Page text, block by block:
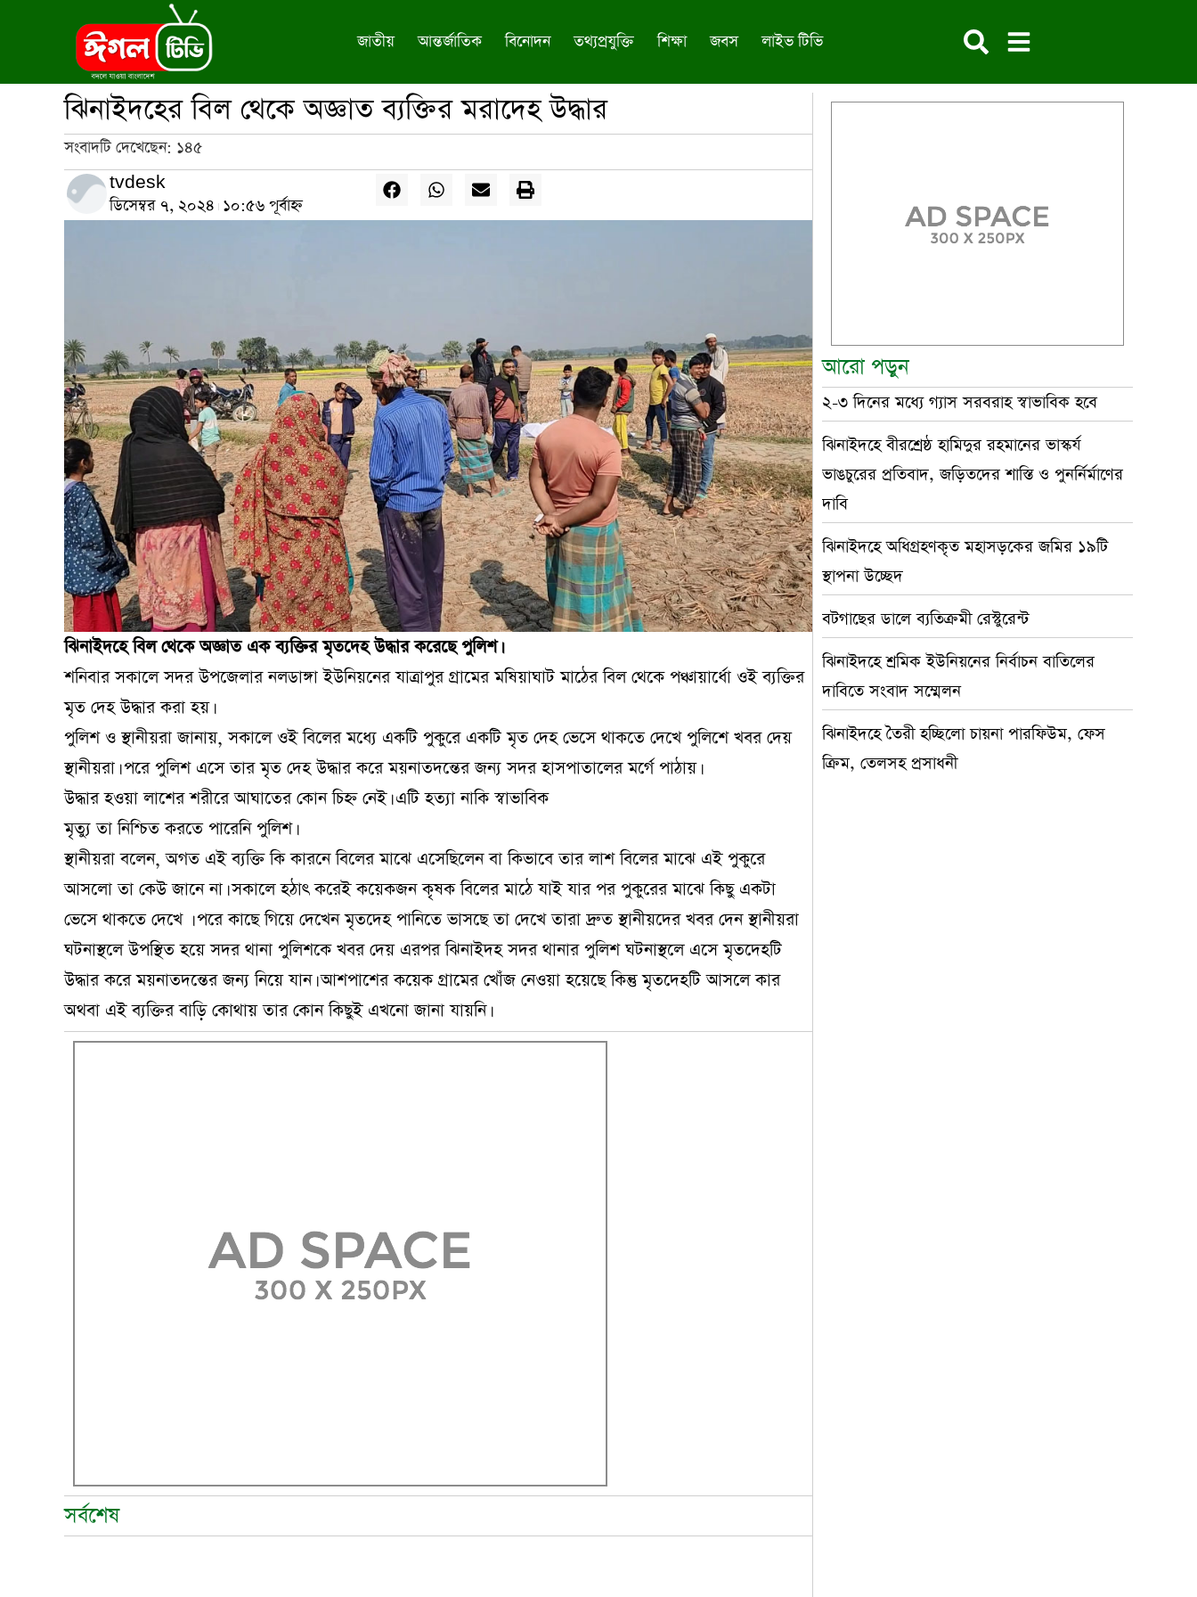
জাতীয় আন্তর্জাতিক বিনোদন তথ্যপ্রযুক্তি শিক্ষা জবস লাইভ টিভি
ঝিনাইদহের বিল থেকে অজ্ঞাত ব্যক্তির মরাদেহ উদ্ধার
সংবাদটি দেখেছেন: ১৪৫
tvdesk
ডিসেম্বর ৭, ২০২৪ ১০:৫৬ পূর্বাহ্ন
ঝিনাইদহে বিল থেকে অজ্ঞাত এক ব্যক্তির মৃতদেহ উদ্ধার করেছে পুলিশ।
শনিবার সকালে সদর উপজেলার নলডাঙ্গা ইউনিয়নের যাত্রাপুর গ্রামের মষিয়াঘাট মাঠের বিল থেকে পঞ্চায়ার্ধো ওই ব্যক্তির
মৃত দেহ উদ্ধার করা হয়।
পুলিশ ও স্থানীয়রা জানায়, সকালে ওই বিলের মধ্যে একটি পুকুরে একটি মৃত দেহ ভেসে থাকতে দেখে পুলিশে খবর দেয়
স্থানীয়রা। পরে পুলিশ এসে তার মৃত দেহ উদ্ধার করে ময়নাতদন্তের জন্য সদর হাসপাতালের মর্গে পাঠায়।
উদ্ধার হওয়া লাশের শরীরে আঘাতের কোন চিহ্ন নেই। এটি হত্যা নাকি স্বাভাবিক
মৃত্যু তা নিশ্চিত করতে পারেনি পুলিশ।
স্থানীয়রা বলেন, অগত এই ব্যক্তি কি কারনে বিলের মাঝে এসেছিলেন বা কিভাবে তার লাশ বিলের মাঝে এই পুকুরে
আসলো তা কেউ জানে না। সকালে হঠাৎ করেই কয়েকজন কৃষক বিলের মাঠে যাই যার পর পুকুরের মাঝে কিছু একটা
ভেসে থাকতে দেখে । পরে কাছে গিয়ে দেখেন মৃতদেহ পানিতে ভাসছে তা দেখে তারা দ্রুত স্থানীয়দের খবর দেন স্থানীয়রা
ঘটনাস্থলে উপস্থিত হয়ে সদর থানা পুলিশকে খবর দেয় এরপর ঝিনাইদহ সদর থানার পুলিশ ঘটনাস্থলে এসে মৃতদেহটি
উদ্ধার করে ময়নাতদন্তের জন্য নিয়ে যান। আশপাশের কয়েক গ্রামের খোঁজ নেওয়া হয়েছে কিন্তু মৃতদেহটি আসলে কার
অথবা এই ব্যক্তির বাড়ি কোথায় তার কোন কিছুই এখনো জানা যায়নি।
সর্বশেষ
আরো পড়ুন
২-৩ দিনের মধ্যে গ্যাস সরবরাহ স্বাভাবিক হবে
ঝিনাইদহে বীরশ্রেষ্ঠ হামিদুর রহমানের ভাস্কর্য
ভাঙচুরের প্রতিবাদ, জড়িতদের শাস্তি ও পুনর্নির্মাণের
দাবি
ঝিনাইদহে অধিগ্রহণকৃত মহাসড়কের জমির ১৯টি
স্থাপনা উচ্ছেদ
বটগাছের ডালে ব্যতিক্রমী রেস্টুরেন্ট
ঝিনাইদহে শ্রমিক ইউনিয়নের নির্বাচন বাতিলের
দাবিতে সংবাদ সম্মেলন
ঝিনাইদহে তৈরী হচ্ছিলো চায়না পারফিউম, ফেস
ক্রিম, তেলসহ প্রসাধনী